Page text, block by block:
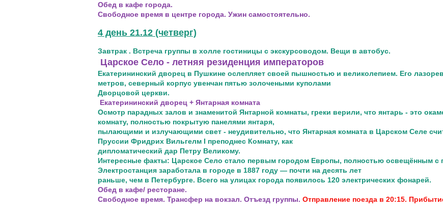
Обед в кафе города.
Свободное время в центре города. Ужин самостоятельно.
4 день 21.12 (четверг)
Завтрак . Встреча группы в холле гостиницы с экскурсоводом. Вещи в автобус.
Царское Село - летняя резиденция императоров
Екатерининский дворец в Пушкине ослепляет своей пышностью и великолепием. Его
метров, северный корпус увенчан пятью золочеными куполами
Дворцовой церкви.
Екатерининский дворец + Янтарная комната
Осмотр парадных залов и знаменитой Янтарной комнаты, греки верили, что янтарь - это
комнату, полностью покрытую панелями янтаря,
пылающими и излучающими свет - неудивительно, что Янтарная комната в Царском Селе
Пруссии Фридрих Вильгелм I преподнес Комнату, как
дипломатический дар Петру Великому.
Интересные факты: Царское Село стало первым городом Европы, полностью освещённым с
Электростанция заработала в городе в 1887 году — почти на десять лет
раньше, чем в Петербурге. Всего на улицах города появилось 120 электрических фонарей.
Обед в кафе/ ресторане.
Свободное время. Трансфер на вокзал. Отъезд группы. Отправление поезда в 20:15.